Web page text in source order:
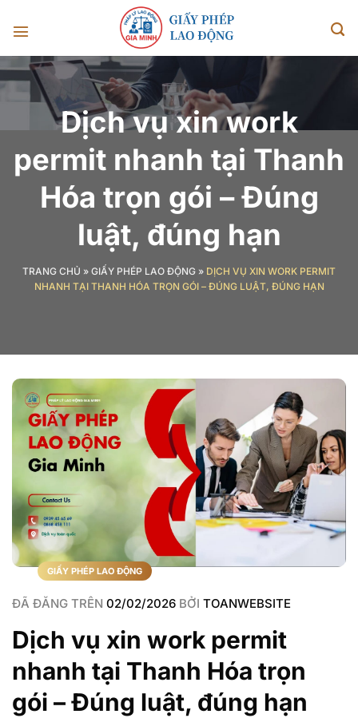
đến
nội
dung
Dịch vụ xin work
permit nhanh tại Thanh
Hóa trọn gói – Đúng
luật, đúng hạn
TRANG CHỦ » GIẤY PHÉP LAO ĐỘNG » DỊCH VỤ XIN WORK PERMIT
NHANH TẠI THANH HÓA TRỌN GÓI – ĐÚNG LUẬT, ĐÚNG HẠN
GIẤY PHÉP LAO ĐỘNG
ĐÃ ĐĂNG TRÊN 02/02/2026 BỞI TOANWEBSITE
Dịch vụ xin work permit
nhanh tại Thanh Hóa trọn
gói – Đúng luật, đúng hạn